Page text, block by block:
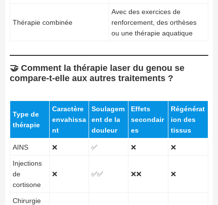
Thérapie combinée
Avec des exercices de
renforcement, des orthèses
ou une thérapie aquatique
🤝 Comment la thérapie laser du genou se
compare-t-elle aux autres traitements ?
Type de
thérapie
Caractère
envahissa
nt
Soulagem
ent de la
douleur
Effets
secondair
es
Régénérat
ion des
tissus
AINS ❌ ✅ ❌ ❌
Injections
de
cortisone
❌ ✅✅ ❌❌ ❌
Chirurgie